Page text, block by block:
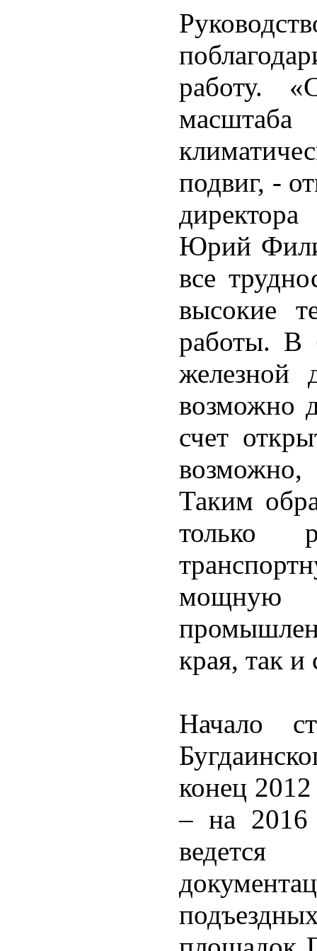
работу.
подвиг, -
Юрий
все
высокие
работы. В
железной
возможно
счет
Таким
только
мощную
края, так
Начало
конец
– на 2016